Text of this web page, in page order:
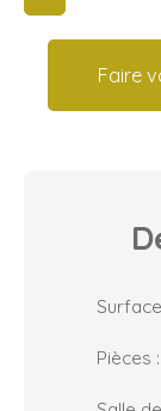
Faire
Surface
Pièces :